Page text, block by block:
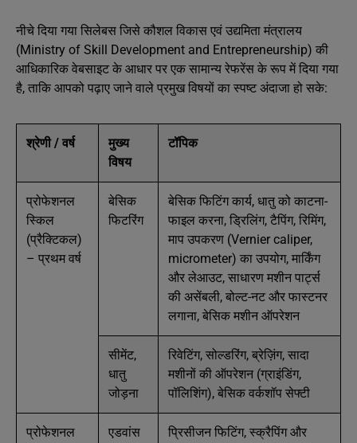
नीचे दिया गया सिलेबस जिसे कौशल विकास एवं उद्यमिता मंत्रालय
(Ministry of Skill Development and Entrepreneurship) की
आधिकारिक वेबसाइट के आधार पर एक सामान्य रेफरेंस के रूप में दिया गया
है, ताकि आपको पढ़ाए जाने वाले प्रमुख विषयों का स्पष्ट अंदाजा हो सके:
श्रेणी / वर्ष
मुख्य
विषय
टॉपिक
प्रोफेशनल
स्किल
(प्रैक्टिकल)
– प्रथम वर्ष
बेसिक
फिटरिंग
बेसिक फिटिंग कार्य, धातु को काटना-
फाइल करना, ड्रिलिंग, टैपिंग, रिमिंग,
माप उपकरण (Vernier caliper,
micrometer) का उपयोग, मार्किंग
और लेआउट, साधारण मशीन पार्ट्स
की असेंबली, बोल्ट-नट और फास्टनर
लगाना, बेसिक मशीन ऑपरेशन
सीमेंट,
धातु
जोड़ना
रिवेटिंग, सोल्डरिंग, ब्रेज़िंग, सादा
मशीनों की ऑपरेशन (ग्राइंडिंग,
पॉलिशिंग), बेसिक वर्कशॉप सेफ्टी
प्रोफेशनल
एडवांस
प्रिसीजन फिटिंग, स्क्रैपिंग और